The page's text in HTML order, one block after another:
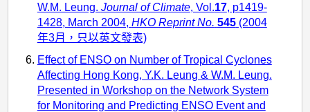
W.M. Leung. Journal of Climate, Vol.17, p1419-
1428, March 2004, HKO Reprint No. 545(2004
年3月，只以英文發表)
Effect of ENSO on Number of Tropical Cyclones
Affecting Hong Kong, Y.K. Leung & W.M. Leung.
Presented in Workshop on the Network System
for Monitoring and Predicting ENSO Event and